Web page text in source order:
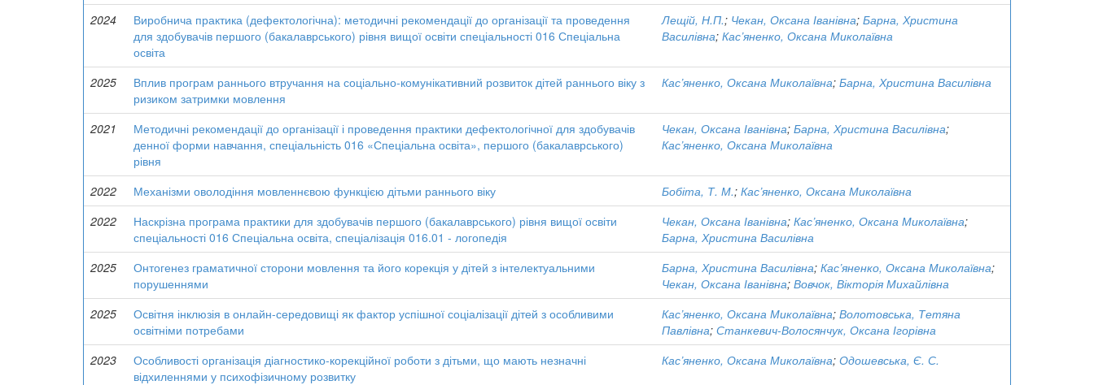
2024
Виробнича практика (дефектологічна): методичні рекомендації до організації та проведення
для здобувачів першого (бакалаврського) рівня вищої освіти спеціальності 016 Спеціальна
освіта
Лещій, Н.П.; Чекан, Оксана Іванівна; Барна, Христина
Василівна; Кас’яненко, Оксана Миколаївна
2025
Вплив програм раннього втручання на соціально-комунікативний розвиток дітей раннього віку з
ризиком затримки мовлення
Кас’яненко, Оксана Миколаївна; Барна, Христина Василівна
2021
Методичні рекомендації до організації і проведення практики дефектологічної для здобувачів
денної форми навчання, спеціальність 016 «Спеціальна освіта», першого (бакалаврського)
рівня
Чекан, Оксана Іванівна; Барна, Христина Василівна;
Кас’яненко, Оксана Миколаївна
2022 Механізми оволодіння мовленнєвою функцією дітьми раннього віку Бобіта, Т. М.; Кас’яненко, Оксана Миколаївна
2022
Наскрізна програма практики для здобувачів першого (бакалаврського) рівня вищої освіти
спеціальності 016 Спеціальна освіта, спеціалізація 016.01 - логопедія
Чекан, Оксана Іванівна; Кас’яненко, Оксана Миколаївна;
Барна, Христина Василівна
2025
Онтогенез граматичної сторони мовлення та його корекція у дітей з інтелектуальними
порушеннями
Барна, Христина Василівна; Кас’яненко, Оксана Миколаївна;
Чекан, Оксана Іванівна; Вовчок, Вікторія Михайлівна
2025
Освітня інклюзія в онлайн-середовищі як фактор успішної соціалізації дітей з особливими
освітніми потребами
Кас’яненко, Оксана Миколаївна; Волотовська, Тетяна
Павлівна; Станкевич-Волосянчук, Оксана Ігорівна
2023
Особливості організація діагностико-корекційної роботи з дітьми, що мають незначні
відхиленнями у психофізичному розвитку
Кас’яненко, Оксана Миколаївна; Одошевська, Є. С.